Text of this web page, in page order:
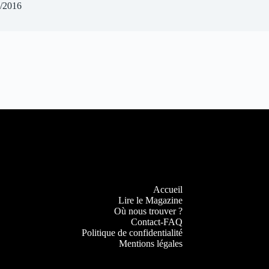
2016
Accueil
Lire le Magazine
Où nous trouver ?
Contact-FAQ
Politique de confidentialité
Mentions légales